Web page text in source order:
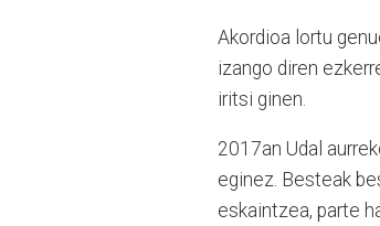
Akordioa lortu
izango diren
iritsi ginen.
2017an Udal
eginez. Besteak
eskaintzea, parte